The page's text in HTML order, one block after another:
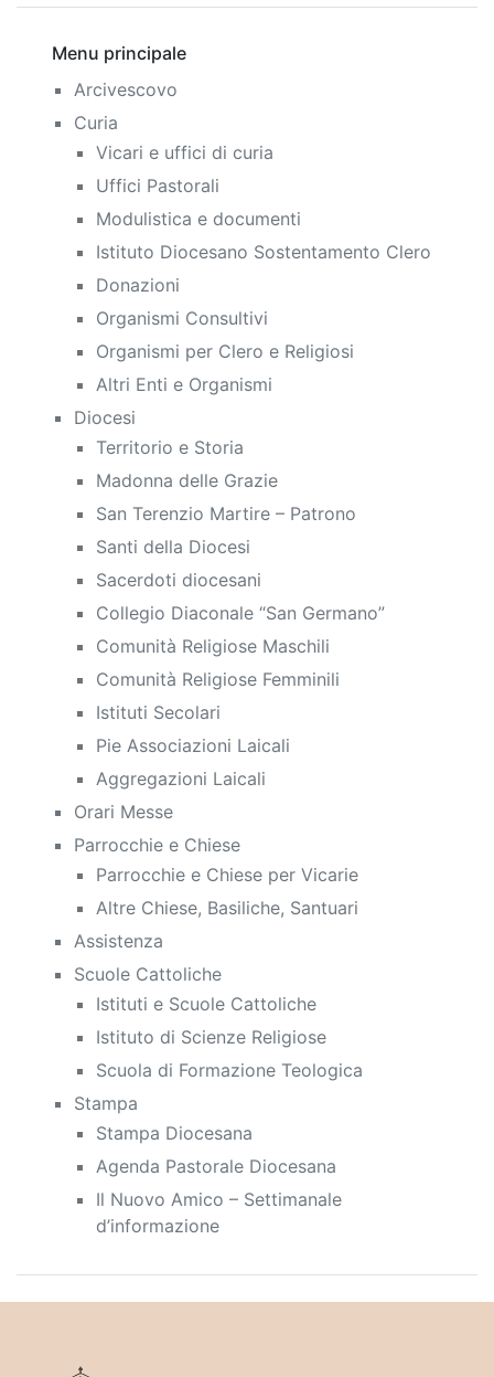
Menu principale
Arcivescovo
Curia
Vicari e uffici di curia
Uffici Pastorali
Modulistica e documenti
Istituto Diocesano Sostentamento Clero
Donazioni
Organismi Consultivi
Organismi per Clero e Religiosi
Altri Enti e Organismi
Diocesi
Territorio e Storia
Madonna delle Grazie
San Terenzio Martire – Patrono
Santi della Diocesi
Sacerdoti diocesani
Collegio Diaconale “San Germano”
Comunità Religiose Maschili
Comunità Religiose Femminili
Istituti Secolari
Pie Associazioni Laicali
Aggregazioni Laicali
Orari Messe
Parrocchie e Chiese
Parrocchie e Chiese per Vicarie
Altre Chiese, Basiliche, Santuari
Assistenza
Scuole Cattoliche
Istituti e Scuole Cattoliche
Istituto di Scienze Religiose
Scuola di Formazione Teologica
Stampa
Stampa Diocesana
Agenda Pastorale Diocesana
Il Nuovo Amico – Settimanale
d’informazione